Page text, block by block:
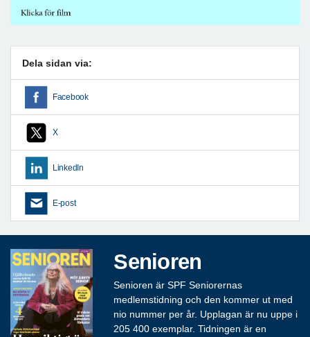
Dela sidan via:
Facebook
X
LinkedIn
E-post
Senioren
Senioren är SPF Seniorernas
medlemstidning och den kommer ut med
nio nummer per år. Upplagan är nu uppe i
205 400 exemplar. Tidningen är en